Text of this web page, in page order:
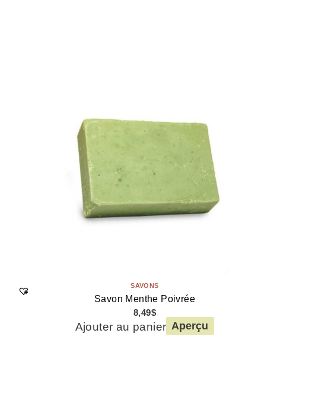
SAVONS
Savon Menthe Poivrée
8,49$
Ajouter au panier Aperçu